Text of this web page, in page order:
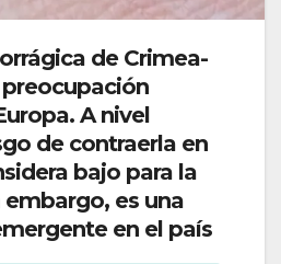
de Crimea-
A nivel
de contraerla en
bajo para la
es una
en el país